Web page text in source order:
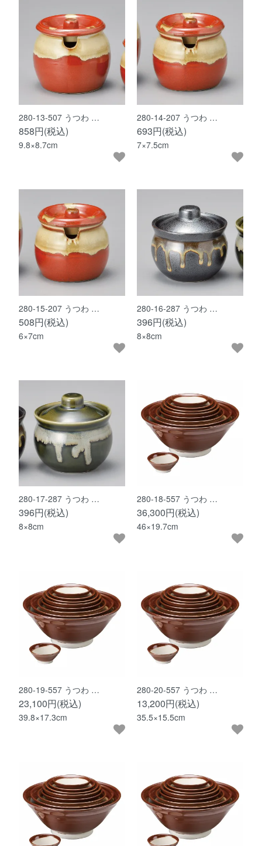
280-13-507 うつわ …
858円(税込)
9.8×8.7cm
280-14-207 うつわ …
693円(税込)
7×7.5cm
280-15-207 うつわ …
508円(税込)
6×7cm
280-16-287 うつわ …
396円(税込)
8×8cm
280-17-287 うつわ …
396円(税込)
8×8cm
280-18-557 うつわ …
36,300円(税込)
46×19.7cm
280-19-557 うつわ …
23,100円(税込)
39.8×17.3cm
280-20-557 うつわ …
13,200円(税込)
35.5×15.5cm